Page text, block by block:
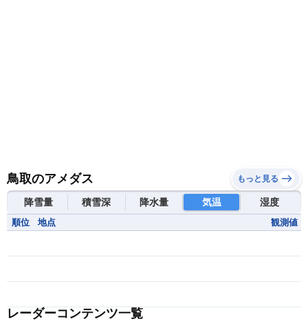
鳥取のアメダス もっと見る
降雪量 積雪深 降水量 気温 湿度
順位 地点 観測値
レーダーコンテンツ一覧